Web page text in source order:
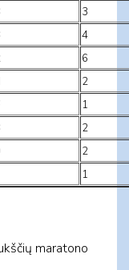
3
4
6
2
1
2
2
1
maratono